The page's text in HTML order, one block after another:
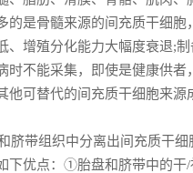
的是骨髓来源的间充质干细
、增殖分化能力大幅度衰退;
时不能采集，即使是健康供
他可替代的间充质干细胞来源
带组织中分离出间充质干细
下优点：①胎盘和脐带中的